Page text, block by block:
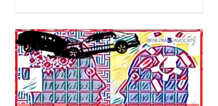
Indemnisation du préjudice psychique ou
préjudice psychiatrique